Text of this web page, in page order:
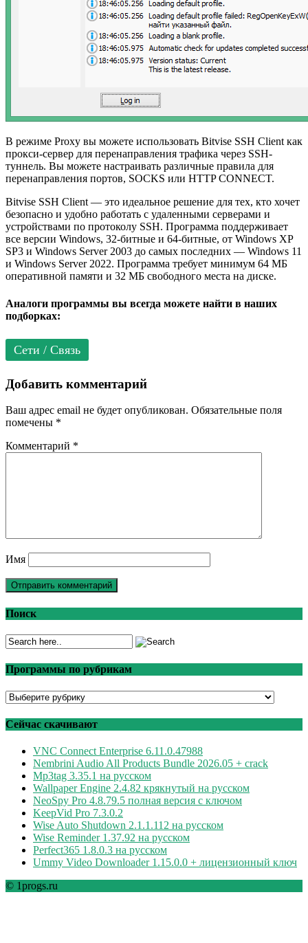
В режиме Proxy вы можете использовать Bitvise SSH Client как
прокси-сервер для перенаправления трафика через SSH-
туннель. Вы можете настраивать различные правила для
перенаправления портов, SOCKS или HTTP CONNECT.
Bitvise SSH Client — это идеальное решение для тех, кто хочет
безопасно и удобно работать с удаленными серверами и
устройствами по протоколу SSH. Программа поддерживает
все версии Windows, 32-битные и 64-битные, от Windows XP
SP3 и Windows Server 2003 до самых последних — Windows 11
и Windows Server 2022. Программа требует минимум 64 МБ
оперативной памяти и 32 МБ свободного места на диске.
Аналоги программы вы всегда можете найти в наших
подборках:
Сети / Связь
Добавить комментарий
Ваш адрес email не будет опубликован. Обязательные поля
помечены *
Комментарий *
Имя
Поиск
Программы по рубрикам
Программы
рубрикам
Сейчас скачивают
VNC Connect Enterprise 6.11.0.47988
Nembrini Audio All Products Bundle 2026.05 + crack
Mp3tag 3.35.1 на русском
Wallpaper Engine 2.4.82 крякнутый на русском
NeoSpy Pro 4.8.79.5 полная версия с ключом
KeepVid Pro 7.3.0.2
Wise Auto Shutdown 2.1.1.112 на русском
Wise Reminder 1.37.92 на русском
Perfect365 1.8.0.3 на русском
Ummy Video Downloader 1.15.0.0 + лицензионный ключ
© 1progs.ru